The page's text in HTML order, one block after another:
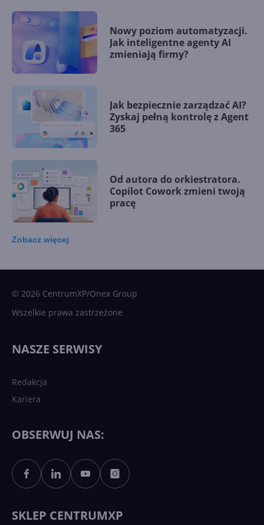
Nowy poziom automatyzacji.
Jak inteligentne agenty AI
zmieniają firmy?
Jak bezpiecznie zarządzać AI?
Zyskaj pełną kontrolę z Agent
365
Od autora do orkiestratora.
Copilot Cowork zmieni twoją
pracę
Sztuczna inteligencja po
polsku. Dość barier
Zobacz więcej
© 2026 CentrumXP/Onex Group
Wszelkie prawa zastrzeżone
NASZE SERWISY
Redakcja
Kariera
OBSERWUJ NAS:
SKLEP CENTRUMXP